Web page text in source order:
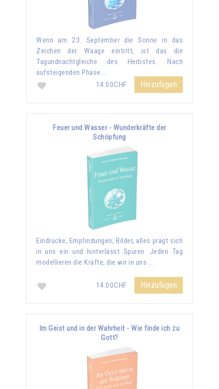
Wenn am 23. September die Sonne in das
Zeichen der Waage eintritt, ist das die
Tagundnachtgleiche des Herbstes. Nach
aufsteigenden Phase …
14.00CHF
Hinzufügen
Feuer und Wasser - Wunderkräfte der
Schöpfung
Eindrücke, Empfindungen, Bilder, alles prägt sich
in uns ein und hinterlässt Spuren. Jeden Tag
modellieren die Kräfte, die wir in uns …
14.00CHF Hinzufügen
Im Geist und in der Wahrheit - Wie finde ich zu
Gott?